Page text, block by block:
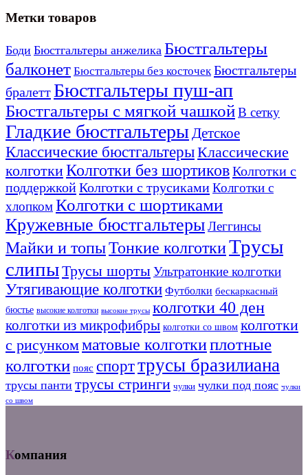
Метки товаров
Боди Бюстгальтеры анжелика Бюстгальтеры
балконет Бюстгальтеры без косточек Бюстгальтеры
бралетт Бюстгальтеры пуш-ап
Бюстгальтеры с мягкой чашкойВ сетку
Гладкие бюстгальтеры Детское
Классические бюстгальтерыКлассические
колготкиКолготки без шортиковКолготки с
поддержкойКолготки с трусикамиКолготки с
хлопкомКолготки с шортиками
Кружевные бюстгальтерыЛеггинсы
Майки и топыТонкие колготкиТрусы
слипыТрусы шортыУльтратонкие колготки
Утягивающие колготки Футболки бескаркасный
бюстье высокие колготки высокие трусы колготки 40 ден
колготки из микрофибры колготки со швом колготки
с рисункомматовые колготкиплотные
колготки пояс спорттрусы бразилиана
трусы панти трусы стринги чулки чулки под пояс чулки
со швом
Компания